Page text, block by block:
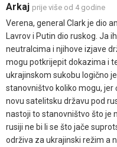
Arkaj prije više od 4 godine
Verena, general Clark je dio
Lavrov i Putin dio ruskog. Ja
neutralcima i njihove izjave
mogu potkrijepit dokazima i
ukrajinskom sukobu logično
stanovništvo koliko mogu,
novu satelitsku državu pod
nastoji to stanovništvo što je
rusiji ne bi li se što jače
održiva za ukrajinski režim a